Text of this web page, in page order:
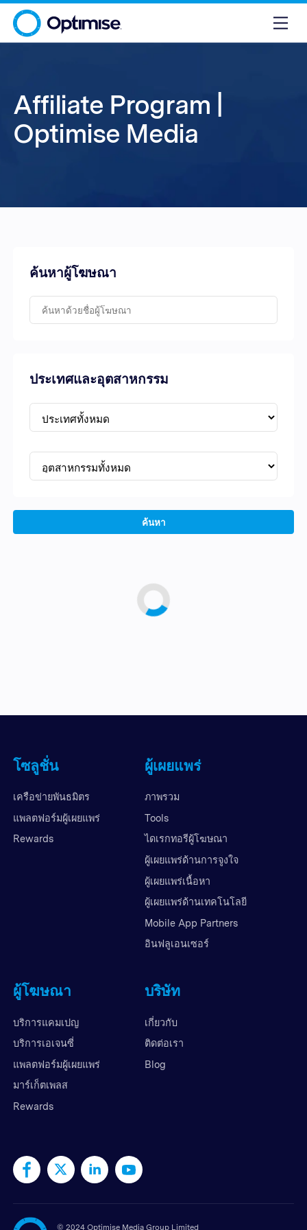
Affiliate Program |
Optimise Media
ค้นหาผู้โฆษณา
ประเทศและอุตสาหกรรม
ค้นหา
โซลูชั่น
เครือข่ายพันธมิตร
แพลตฟอร์มผู้เผยแพร่
Rewards
ผู้เผยแพร่
ภาพรวม
Tools
ไดเรกทอรีผู้โฆษณา
ผู้เผยแพร่ด้านการจูงใจ
ผู้เผยแพร่เนื้อหา
ผู้เผยแพร่ด้านเทคโนโลยี
Mobile App Partners
อินฟลูเอนเซอร์
ผู้โฆษณา
บริการแคมเปญ
บริการเอเจนซี่
แพลตฟอร์มผู้เผยแพร่
มาร์เก็ตเพลส
Rewards
บริษัท
เกี่ยวกับ
ติดต่อเรา
Blog
© 2024 Optimise Media Group Limited